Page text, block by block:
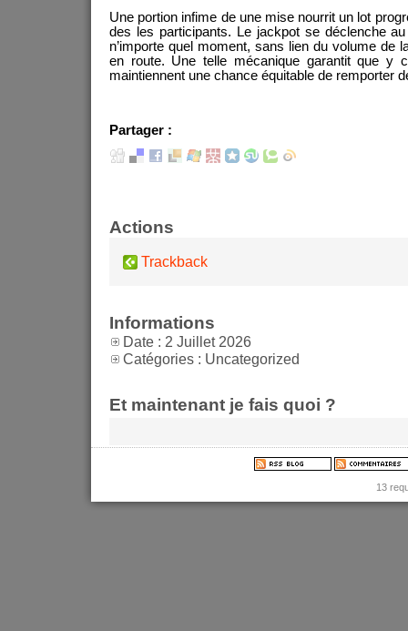
Une portion infime de une mise nourrit un lot
des les participants. Le jackpot se déclenche
n’importe quel moment, sans lien du volume de
en route. Une telle mécanique garantit que y
maintiennent une chance équitable de remporter
Partager :
Actions
Trackback
Informations
Date : 2 Juillet 2026
Catégories : Uncategorized
Et maintenant je fais quoi ?
13